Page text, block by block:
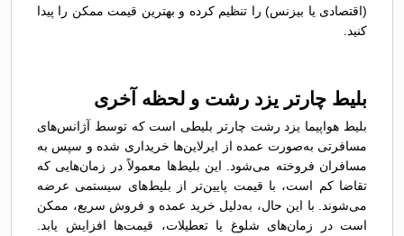
(اقتصادی یا بیزنس) را تنظیم کرده و بهترین قیمت ممکن را پیدا
کنید.
بلیط چارتر یزد رشت و لحظه آخری
بلیط هواپیما یزد رشت چارتر بلیطی است که توسط آژانس‌های
مسافرتی به‌صورت عمده از ایرلاین‌ها خریداری شده و سپس به
مسافران فروخته می‌شود. این بلیط‌ها معمولاً در زمان‌هایی که
تقاضا کم است، با قیمت پایین‌تر از بلیط‌های سیستمی عرضه
می‌شوند. با این حال، به‌دلیل خرید عمده و فروش سریع، ممکن
است در زمان‌های شلوغ یا تعطیلات، قیمت‌ها افزایش یابد.